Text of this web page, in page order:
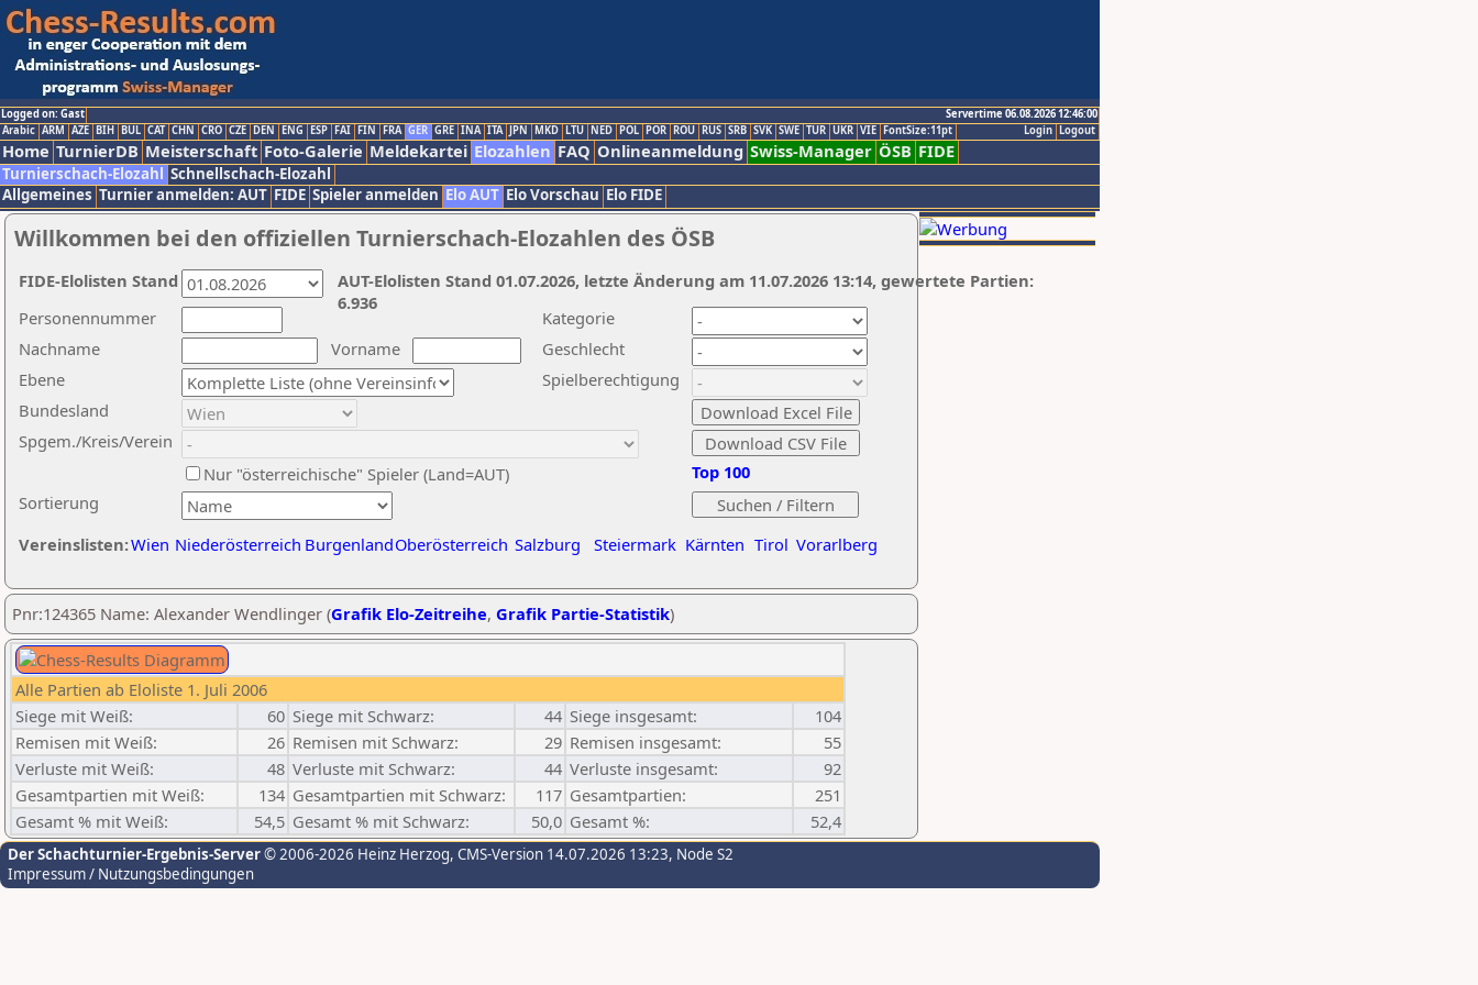
Logged on: Gast
Servertime 06.08.2026 12:46:00
Logout
Login
Arabic ARM AZE BIH BUL CAT CHN CRO CZE DEN ENG ESP FAI FIN FRA GER GRE INA ITA JPN MKD LTU NED POL POR ROU RUS SRB SVK SWE TUR UKR VIE FontSize:11pt
Home TurnierDB Meisterschaft Foto-Galerie Meldekartei Elozahlen FAQ Onlineanmeldung Swiss-Manager ÖSB FIDE
Turnierschach-Elozahl Schnellschach-Elozahl
Allgemeines Turnier anmelden: AUT FIDE Spieler anmelden Elo AUT Elo Vorschau Elo FIDE
Willkommen bei den offiziellen Turnierschach-Elozahlen des ÖSB
Nachname
Vorname
Ebene
Kategorie
Sortierung
Personennummer
Bundesland
Spgem./Kreis/Verein
Geschlecht
Nur "österreichische" Spieler (Land=AUT)
Spielberechtigung
Vereinslisten:Wien Niederösterreich BurgenlandOberösterreich Salzburg Steiermark Kärnten Tirol Vorarlberg
Top 100
AUT-Elolisten Stand 01.07.2026, letzte Änderung am 11.07.2026 13:14, gewertete Partien:
6.936
FIDE-Elolisten Stand
Pnr:124365 Name: Alexander Wendlinger (Grafik Elo-Zeitreihe, Grafik Partie-Statistik)
Alle Partien ab Eloliste 1. Juli 2006
Siege mit Weiß:
60 Siege mit Schwarz: 44 Siege insgesamt:
104
Remisen mit Weiß:
26 Remisen mit Schwarz: 29 Remisen insgesamt:
55
Verluste mit Weiß:
48 Verluste mit Schwarz: 44 Verluste insgesamt:
92
Gesamtpartien mit Weiß:
134 Gesamtpartien mit Schwarz: 117 Gesamtpartien:
251
Gesamt % mit Weiß:
54,5 Gesamt % mit Schwarz: 50,0 Gesamt %: 52,4
Der Schachturnier-Ergebnis-Server© 2006-2026 Heinz Herzog, CMS-Version 14.07.2026 13:23, Node S2
Impressum / Nutzungsbedingungen